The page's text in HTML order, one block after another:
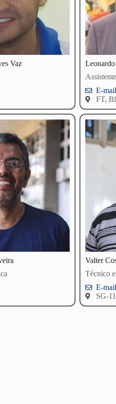
Vaz
E-mail
FT,
Valter
Técnico
E-mail
SG-